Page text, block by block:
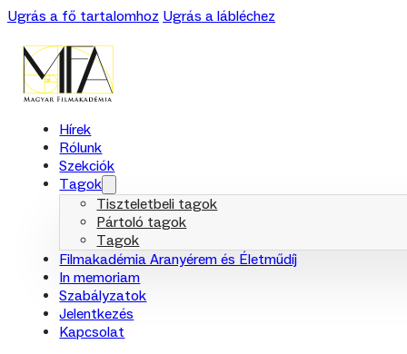
Ugrás a fő tartalomhoz Ugrás a lábléchez
Hírek
Rólunk
Szekciók
Tagok
Tiszteletbeli tagok
Pártoló tagok
Tagok
Filmakadémia Aranyérem és Életműdíj
In memoriam
Szabályzatok
Jelentkezés
Kapcsolat